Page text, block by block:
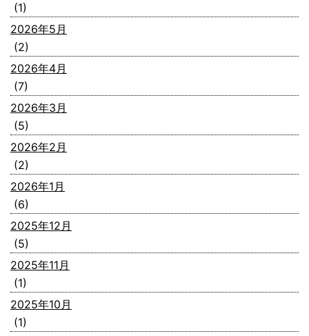
(1)
2026年5月
(2)
2026年4月
(7)
2026年3月
(5)
2026年2月
(2)
2026年1月
(6)
2025年12月
(5)
2025年11月
(1)
2025年10月
(1)